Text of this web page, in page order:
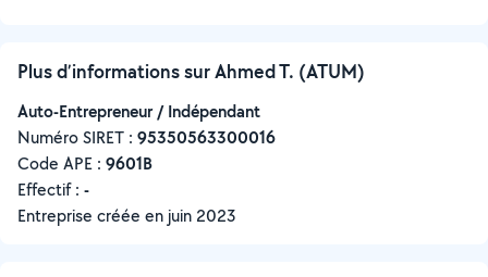
Plus d’informations sur Ahmed T. (ATUM)
Auto-Entrepreneur / Indépendant
Numéro SIRET : ‍95350563300016
Code APE : 9601B
Effectif : -
Entreprise créée en juin 2023